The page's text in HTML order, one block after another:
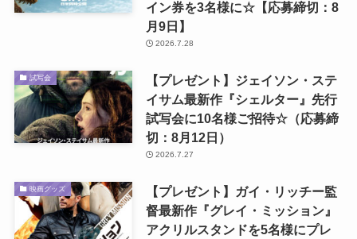
イン券を3名様に☆【応募締切：8
月9日】
2026.7.28
試写会
【プレゼント】ジェイソン・ステ
イサム最新作『シェルター』先行
試写会に10名様ご招待☆（応募締
切：8月12日）
2026.7.27
映画グッズ
【プレゼント】ガイ・リッチー監
督最新作『グレイ・ミッション』
アクリルスタンドを5名様にプレ